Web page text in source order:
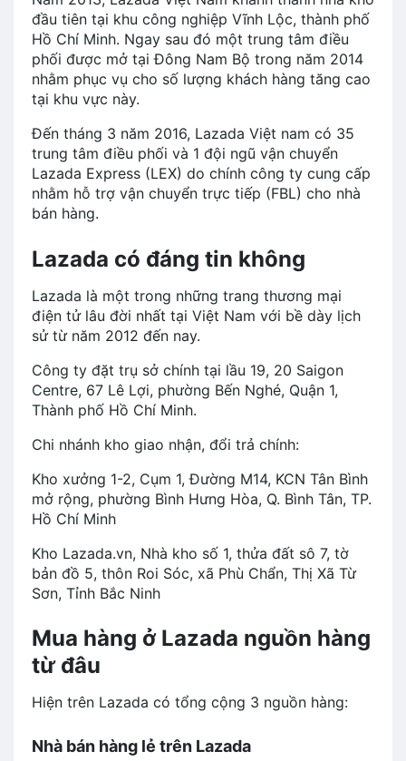
đầu tiên tại khu công nghiệp Vĩnh Lộc, thành phố
Hồ Chí Minh. Ngay sau đó một trung tâm điều
phối được mở tại Đông Nam Bộ trong năm 2014
nhằm phục vụ cho số lượng khách hàng tăng cao
tại khu vực này.
Đến tháng 3 năm 2016, Lazada Việt nam có 35
trung tâm điều phối và 1 đội ngũ vận chuyển
Lazada Express (LEX) do chính công ty cung cấp
nhằm hỗ trợ vận chuyển trực tiếp (FBL) cho nhà
bán hàng.
Lazada có đáng tin không
Lazada là một trong những trang thương mại
điện tử lâu đời nhất tại Việt Nam với bề dày lịch
sử từ năm 2012 đến nay.
Công ty đặt trụ sở chính tại lầu 19, 20 Saigon
Centre, 67 Lê Lợi, phường Bến Nghé, Quận 1,
Thành phố Hồ Chí Minh.
Chi nhánh kho giao nhận, đổi trả chính:
Kho xưởng 1-2, Cụm 1, Đường M14, KCN Tân Bình
mở rộng, phường Bình Hưng Hòa, Q. Bình Tân, TP.
Hồ Chí Minh
Kho Lazada.vn, Nhà kho số 1, thửa đất sô 7, tờ
bản đồ 5, thôn Roi Sóc, xã Phù Chẩn, Thị Xã Từ
Sơn, Tỉnh Bắc Ninh
Mua hàng ở Lazada nguồn hàng
từ đâu
Hiện trên Lazada có tổng cộng 3 nguồn hàng:
Nhà bán hàng lẻ trên Lazada